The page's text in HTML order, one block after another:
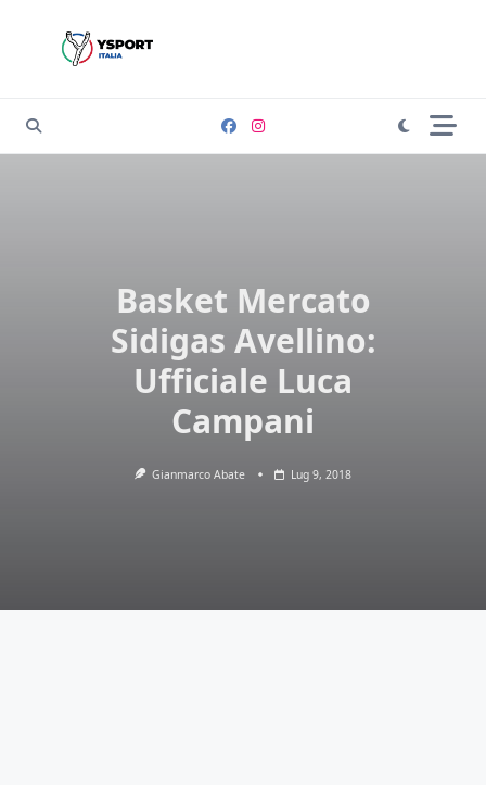
Basket Mercato
Sidigas Avellino:
Ufficiale Luca
Campani
Gianmarco Abate Lug 9, 2018